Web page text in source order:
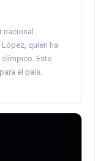
nacional
quien ha
Este
el país.